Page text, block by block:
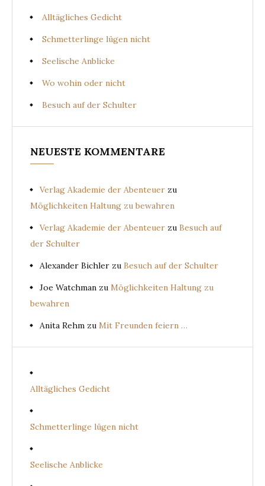
Alltägliches Gedicht
Schmetterlinge lügen nicht
Seelische Anblicke
Wo wohin oder nicht
Besuch auf der Schulter
NEUESTE KOMMENTARE
Verlag Akademie der Abenteuer zu
Möglichkeiten Haltung zu bewahren
Verlag Akademie der Abenteuer zu Besuch auf
der Schulter
Alexander Bichler zu Besuch auf der Schulter
Joe Watchman zu Möglichkeiten Haltung zu
bewahren
Anita Rehm zu Mit Freunden feiern …
Alltägliches Gedicht
Schmetterlinge lügen nicht
Seelische Anblicke